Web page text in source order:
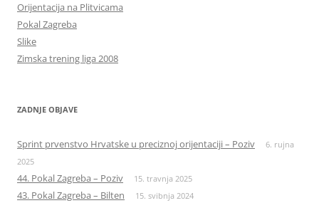
Orijentacija na Plitvicama
Pokal Zagreba
Slike
Zimska trening liga 2008
ZADNJE OBJAVE
Sprint prvenstvo Hrvatske u preciznoj orijentaciji – Poziv
6. rujna
2025
44. Pokal Zagreba – Poziv 15. travnja 2025
43. Pokal Zagreba – Bilten 15. svibnja 2024